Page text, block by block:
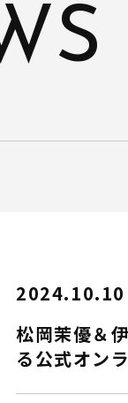
2024.10.10
松岡茉優＆
る公式オン